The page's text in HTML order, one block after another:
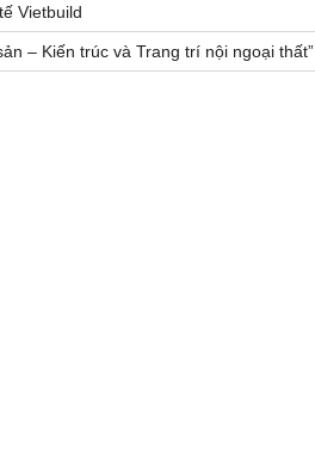
Vietbuild
– Kiến trúc và Trang trí nội ngoại thất”